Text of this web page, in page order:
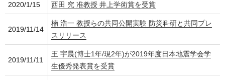
2020/1/15 西田 究 准教授 井上学術賞を受賞
2019/11/14
楠 浩一 教授らの共同公開実験 防災科研と共同プレ
スリリース
2019/11/11
王 宇晨(博士1年/現2年)が2019年度日本地震学会学
生優秀発表賞を受賞